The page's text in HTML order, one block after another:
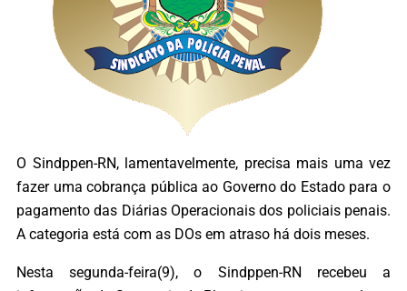
O Sindppen-RN, lamentavelmente, precisa mais uma vez
fazer uma cobrança pública ao Governo do Estado para o
pagamento das Diárias Operacionais dos policiais penais.
A categoria está com as DOs em atraso há dois meses.
Nesta segunda-feira(9), o Sindppen-RN recebeu a